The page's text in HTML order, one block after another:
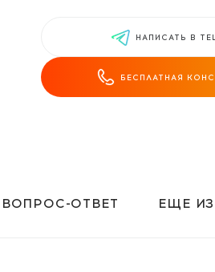
НАПИСАТЬ В
БЕСПЛАТНАЯ
ВОПРОС-ОТВЕТ ЕЩЕ